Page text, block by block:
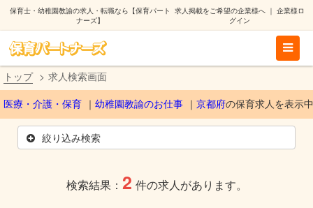
保育士・幼稚園教諭の求人・転職なら【保育パート
ナーズ】
求人掲載をご希望の企業様へ｜ 企業様ロ
グイン
トップ 求人検索画面
医療・介護・保育 幼稚園教諭のお仕事 京都府の保育求人を表示中
絞り込み検索
検索結果： 2 件の求人があります。